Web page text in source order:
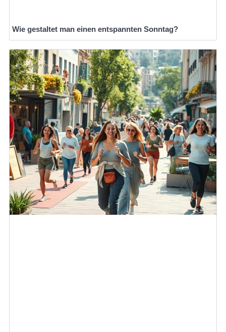
Wie gestaltet man einen entspannten Sonntag?